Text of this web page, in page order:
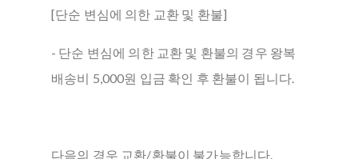
[단순 변심에 의한 교환 및 환불]
- 단순 변심에 의한 교환 및 환불의 경우 왕복
배송비 5,000원 입금 확인 후 환불이 됩니다.
다음의 경우 교환/환불이 불가능합니다.